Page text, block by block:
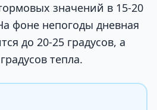
значений в 15-20
фоне непогоды дневная
до 20-25 градусов, а
тепла.